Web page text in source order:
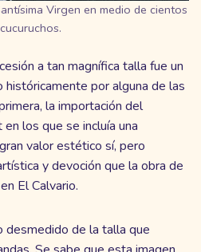
Virgen en medio de cientos
a tan magnífica talla fue un
por alguna de las
la importación del
los que se incluía una
valor estético sí, pero
y devoción que la obra de
El Calvario.
desmedido de la talla que